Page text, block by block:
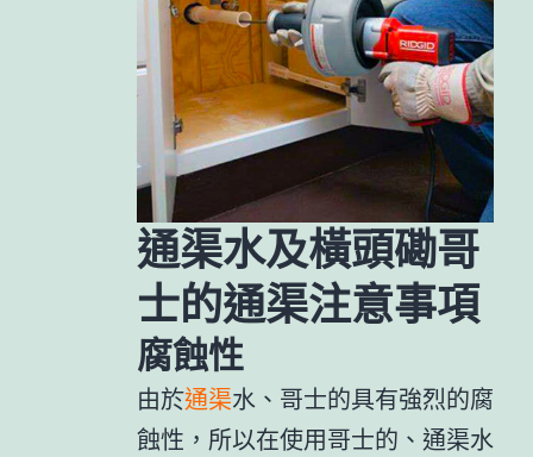
通渠水及橫頭磡哥
士的通渠注意事項
腐蝕性
由於通渠水、哥士的具有強烈的腐
蝕性，所以在使用哥士的、通渠水